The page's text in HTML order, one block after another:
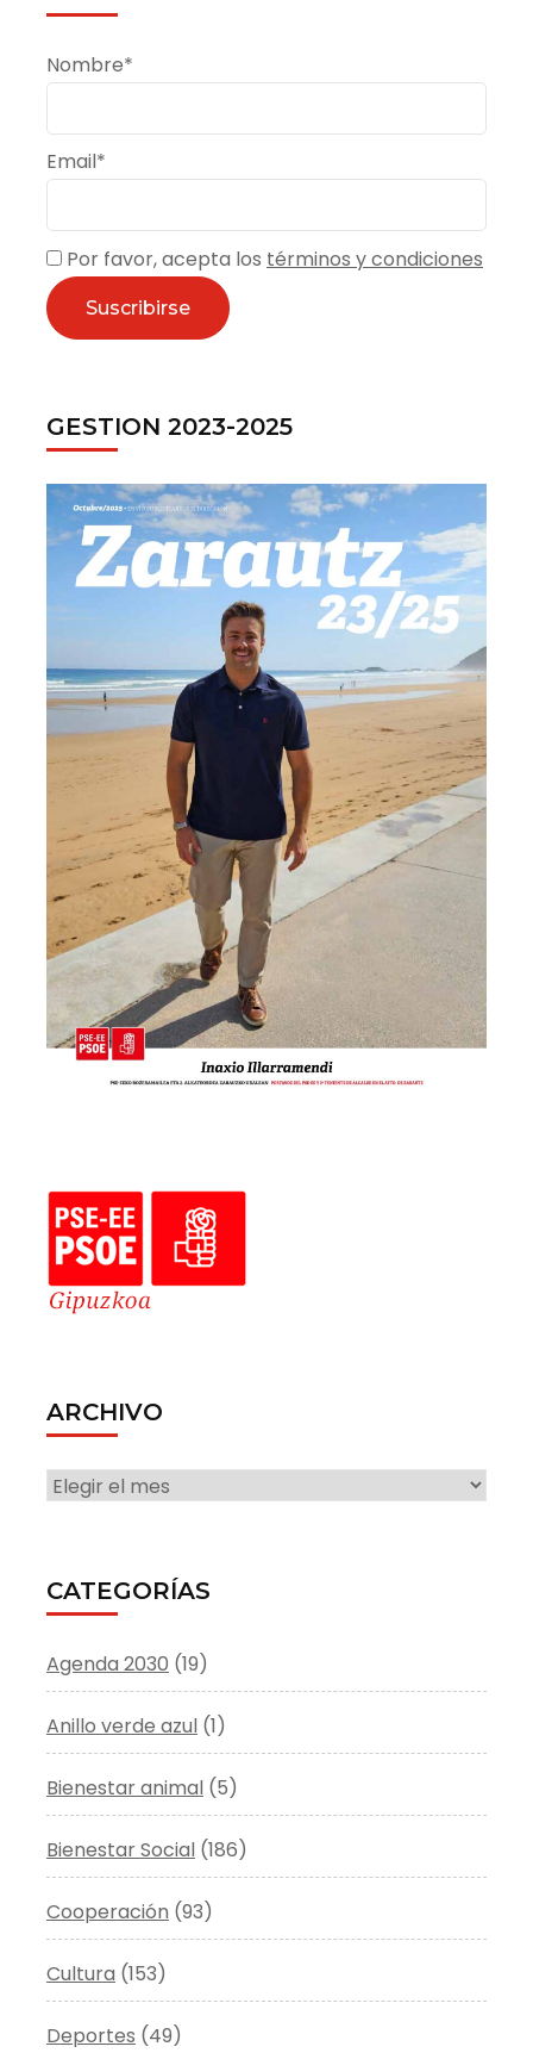
Nombre*
Email*
Por favor, acepta los términos y condiciones
GESTION 2023-2025
ARCHIVO
ARCHIVO
CATEGORÍAS
Agenda 2030 (19)
Anillo verde azul (1)
Bienestar animal (5)
Bienestar Social (186)
Cooperación (93)
Cultura (153)
Deportes (49)